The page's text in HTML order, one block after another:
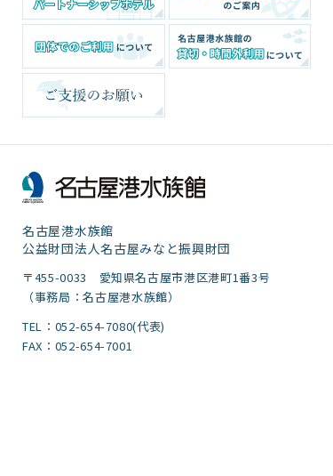
名古屋港水族館
公益財団法人名古屋みなと振興財団
〒455-0033 愛知県名古屋市港区港町1番3号
（事務局：名古屋港水族館）
TEL：052-654-7080(代表)
FAX：052-654-7001